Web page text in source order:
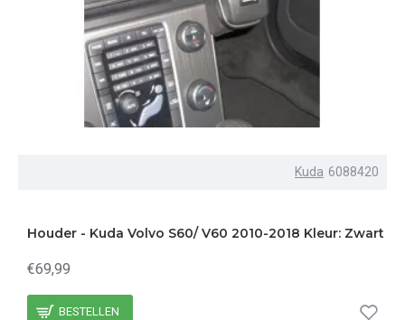
Kuda 6088420
Houder - Kuda Volvo S60/ V60 2010-2018 Kleur: Zwart
€69,99
BESTELLEN